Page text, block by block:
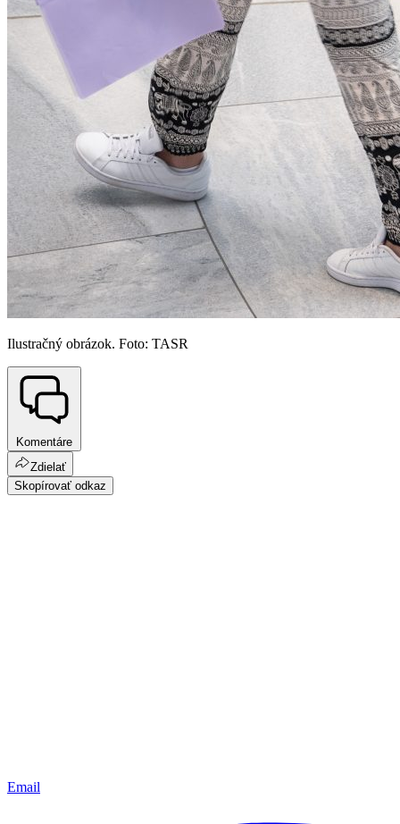
Ilustračný obrázok. Foto: TASR
Komentáre
Zdielať
Skopírovať odkaz
Email